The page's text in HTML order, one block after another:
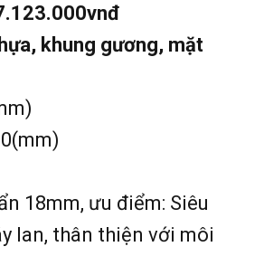
khung gương, mặt
18mm, ưu điểm: Siêu
lan, thân thiện với môi